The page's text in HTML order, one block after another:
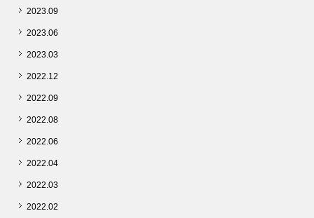
2023.09
2023.06
2023.03
2022.12
2022.09
2022.08
2022.06
2022.04
2022.03
2022.02